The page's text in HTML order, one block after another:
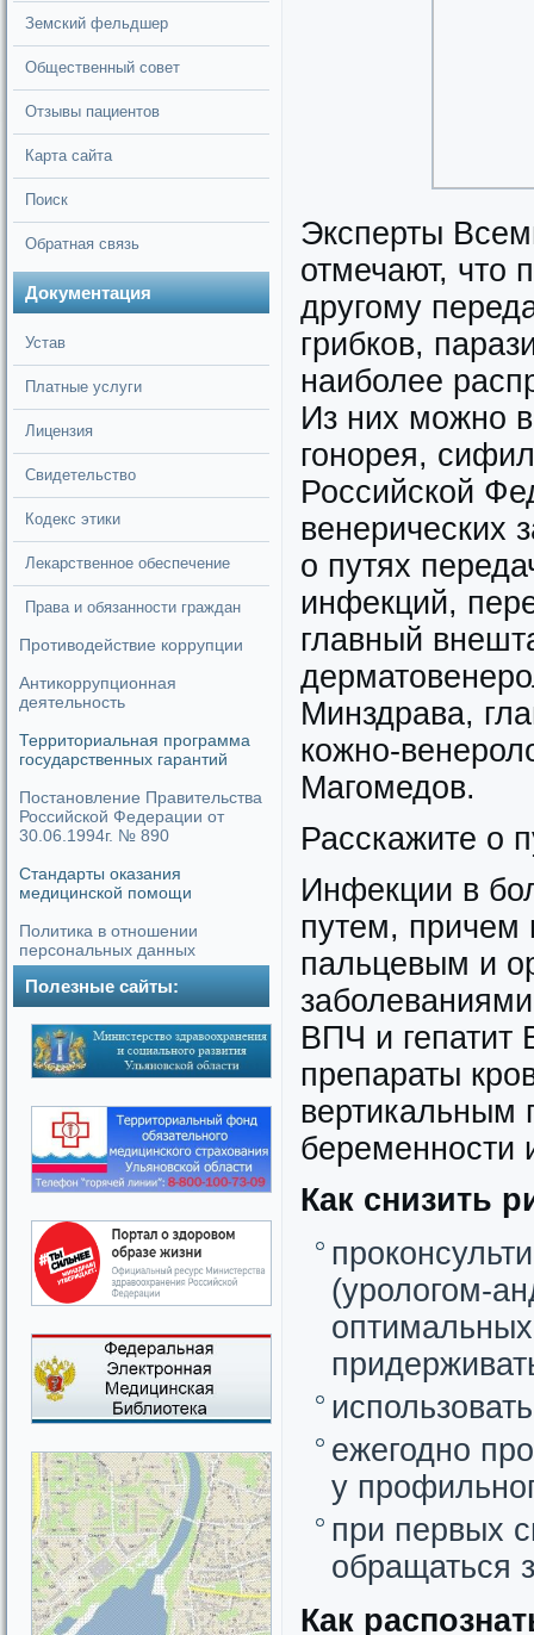
Земский фельдшер
Общественный совет
Отзывы пациентов
Карта сайта
Поиск
Обратная связь
Документация
Устав
Платные услуги
Лицензия
Свидетельство
Кодекс этики
Лекарственное обеспечение
Права и обязанности граждан
Противодействие коррупции
Антикоррупционная
деятельность
Территориальная программа
государственных гарантий
Постановление Правительства
Российской Федерации от
30.06.1994г. № 890
Стандарты оказания
медицинской помощи
Политика в отношении
персональных данных
Полезные сайты:
Эксперты
отмечают, что
другому
грибков,
наиболее
Из них можно
гонорея,
Российской
венерических
о путях
инфекций,
главный
Минздрава,
кожно-
Магомедов.
Расскажите о
Инфекции в
путем, причем
пальцевым и
ВПЧ и гепатит
препараты
вертикальным
беременности
Как снизить
(урологом-
ежегодно
у
при первых
обращаться
Как